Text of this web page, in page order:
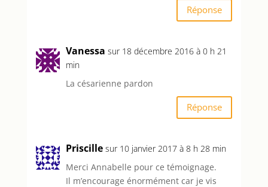
Réponse
Vanessa sur 18 décembre 2016 à 0 h 21
min
La césarienne pardon
Réponse
Priscille sur 10 janvier 2017 à 8 h 28 min
Merci Annabelle pour ce témoignage.
Il m’encourage énormément car je vis